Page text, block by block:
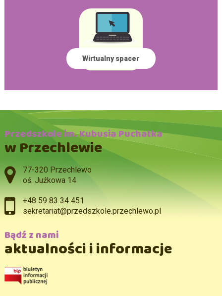
Wirtualny spacer
Przedszkole im. Kubusia Puchatka
w Przechlewie
Adres pocztowy:
77-320 Przechlewo
oś. Juźkowa 14
+48 59 83 34 451
sekretariat@przedszkole.przechlewo.pl
Bądź z nami
aktualności i informacje